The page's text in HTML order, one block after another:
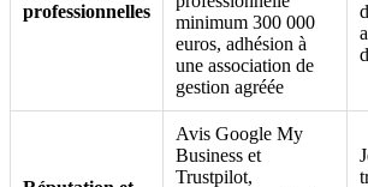
professionnelles
minimum 300 000
euros, adhésion à
une association de
gestion agréée
Avis Google My
Business et
Trustpilot,